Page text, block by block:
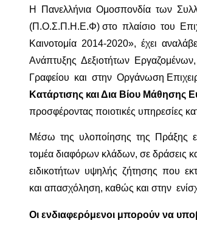
Η Πανελλήνια Ομοσπονδία των
(Π.Ο.Σ.Π.Η.Ε.Φ) στο πλαίσιο του
Καινοτομία 2014‐2020», έχει
Ανάπτυξης Δεξιοτήτων
Γραφείου και στην Οργάνωση
Κατάρτισης και Δια Βίου Μάθησης
προσφέροντας ποιοτικές υπηρεσίες
Μέσω της υλοποίησης της Πράξης
τομέα διαφόρων κλάδων, σε δράσεις
ειδικοτήτων υψηλής ζήτησης που
και απασχόληση, καθώς και στην
Οι ενδιαφερόμενοι μπορούν να